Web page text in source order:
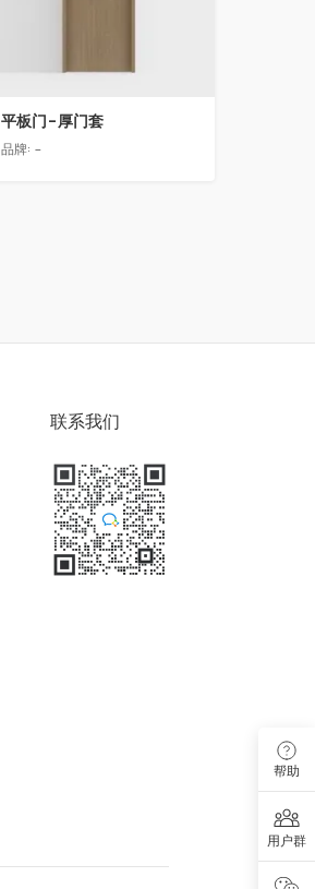
平板门-厚门套
品牌: -
联系我们
帮助
用户群